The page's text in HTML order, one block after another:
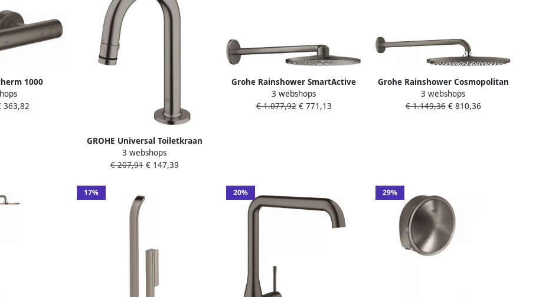
1000
M
z. omstel m.
GROHE Universal Toiletkraan
stroom-stop mousseur 113mm C-
uitloop 199mm hoogte G1 2"
3 webshops
€ 207,91€ 147,39
Grohe Rainshower SmartActive
310 Hoofddouche 31cm 2
straalsoorten wandarm 43cm
3 webshops
€ 1.077,92€ 771,13
Grohe Rainshower Cosmopolitan
310 Hoofddouche 31cm 1
straalsoort wandarm 38cm
3 webshops
€ 1.149,36€ 810,36
17% 20% 29%